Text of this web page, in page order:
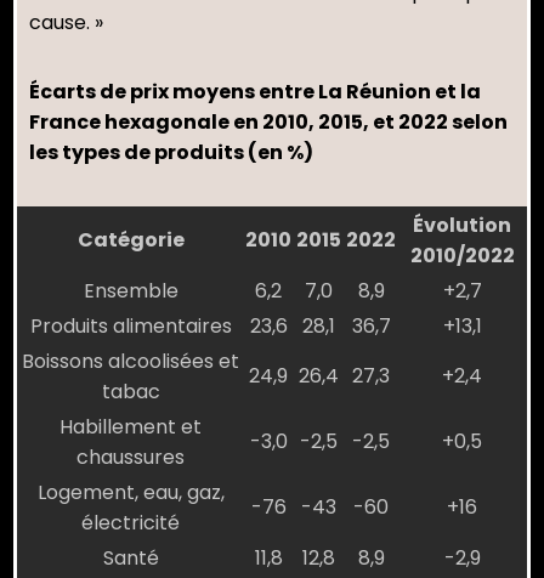
cause. »
Écarts de prix moyens entre La Réunion et la
France hexagonale en 2010, 2015, et 2022 selon
les types de produits (en %)
Catégorie 2010 2015 2022
Évolution
2010/2022
Ensemble
6,2 7,0 8,9
+2,7
Produits alimentaires
23,6 28,1 36,7
+13,1
Boissons alcoolisées et
tabac
24,9 26,4 27,3
+2,4
Habillement et
chaussures
-3,0 -2,5 -2,5
+0,5
Logement, eau, gaz,
électricité
-76 -43 -60
+16
Santé
11,8 12,8 8,9
-2,9